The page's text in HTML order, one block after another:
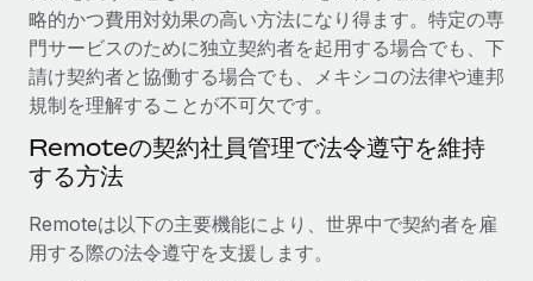
グローバル人事・コンプライアンスの専門サポート
バックグラウンドチェック
候補者の選考プロセスをシンプルに
Compliance Watchtower
コンプライアンスリスクを先回りして対応
デバイス管理
ITデバイスを世界規模で提供・管理
活用事例
と戦略的提携
Reverse Techの概要 健康とウェルネスのスタートアップである
Reverse...
詳細を見る
情報センター
サポートを依頼する
すべてのリソースを表示する
ブログ
グローバル給与処理
EORおよびPEO
略的かつ費用対効果の高い方法になり得ます。特定の専
門サービスのために独立契約者を起用する場合でも、下
請け契約者と協働する場合でも、メキシコの法律や連邦
規制を理解することが不可欠です。
Remoteの契約社員管理で法令遵守を維持
する方法
Remoteは以下の主要機能により、世界中で契約者を雇
用する際の法令遵守を支援します。